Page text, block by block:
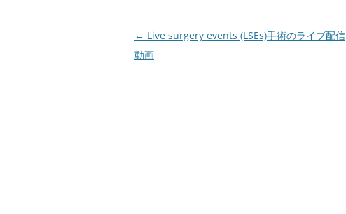
投
稿
← Live surgery events (LSEs)手術のライブ配信
動画